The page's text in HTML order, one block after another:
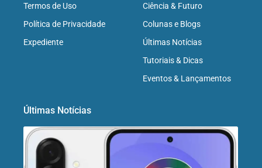
Termos de Uso
Política de Privacidade
Expediente
Ciência & Futuro
Colunas e Blogs
Últimas Notícias
Tutoriais & Dicas
Eventos & Lançamentos
Últimas Notícias